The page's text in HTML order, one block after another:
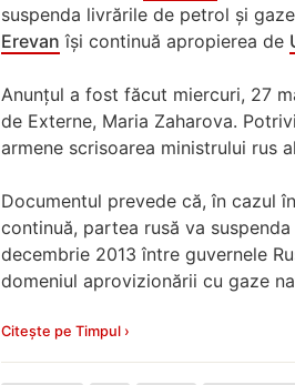
suspenda livrările de petrol și
Erevan își continuă apropierea de
Anunțul a fost făcut miercuri, 27
de Externe, Maria Zaharova.
armene scrisoarea ministrului rus
Documentul prevede că, în cazul
continuă, partea rusă va
decembrie 2013 între guvernele
domeniul aprovizionării cu gaze
Citește pe Timpul ›